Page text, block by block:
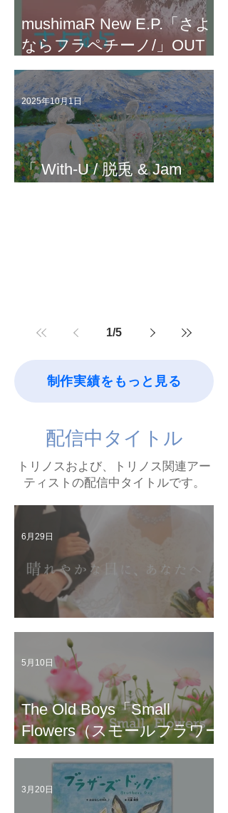
mushimaR New E.P.「さよ
ならフラペチーノ/」OUT
NOW!!
「 With-U / 脱兎 & Jam
2025年10月1日
1/5
制作実績をもっと見る
配信中タイトル
トリノスおよび、トリノス関連アー
ティストの配信中タイトルです。
6月29日
The Old Boys「Small
Flowers（スモールフラワー
に」がYoutubeに公開され
ました。
5月10日
3月20日